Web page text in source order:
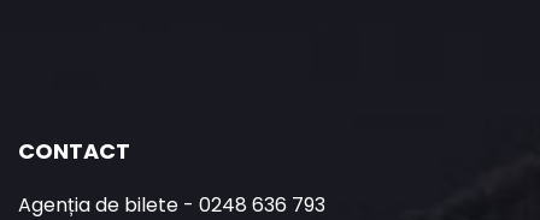
CONTACT
Agenția de bilete - 0248 636 793